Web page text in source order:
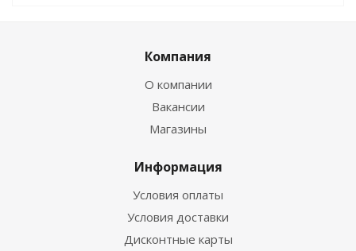
Компания
О компании
Вакансии
Магазины
Информация
Условия оплаты
Условия доставки
Дисконтные карты